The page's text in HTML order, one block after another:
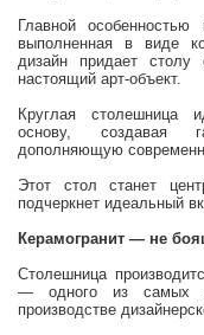
Главной
выполненная в виде
дизайн придает
настоящий арт-объект.
Круглая столешница
основу, создавая
дополняющую
Этот стол станет
подчеркнет идеальный
Керамогранит — не
Столешница
— одного из самых
производстве